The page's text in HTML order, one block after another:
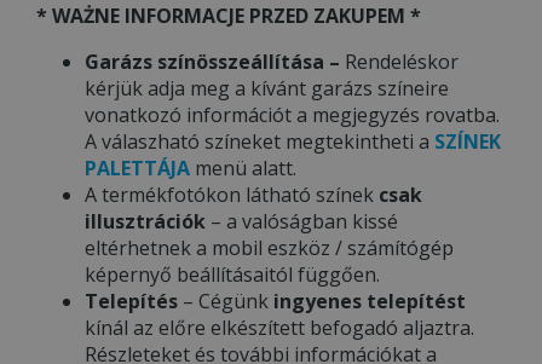
* WAŻNE INFORMACJE PRZED ZAKUPEM *
Garázs színösszeállítása – Rendeléskor
kérjük adja meg a kívánt garázs színeire
vonatkozó információt a megjegyzés rovatba.
A válaszható színeket megtekintheti a SZÍNEK
PALETTÁJA menü alatt.
A termékfotókon látható színek csak
illusztrációk – a valóságban kissé
eltérhetnek a mobil eszköz / számítógép
képernyő beállításaitól függően.
Telepítés – Cégünk ingyenes telepítést
kínál az előre elkészített befogadó aljaztra.
Részleteket és további információkat a